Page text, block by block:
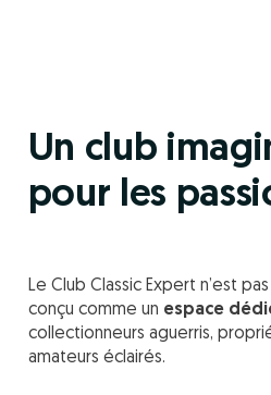
Un club
pour les
Le Club Classic Expert n’est
conçu comme un espace
collectionneurs aguerris,
amateurs éclairés.